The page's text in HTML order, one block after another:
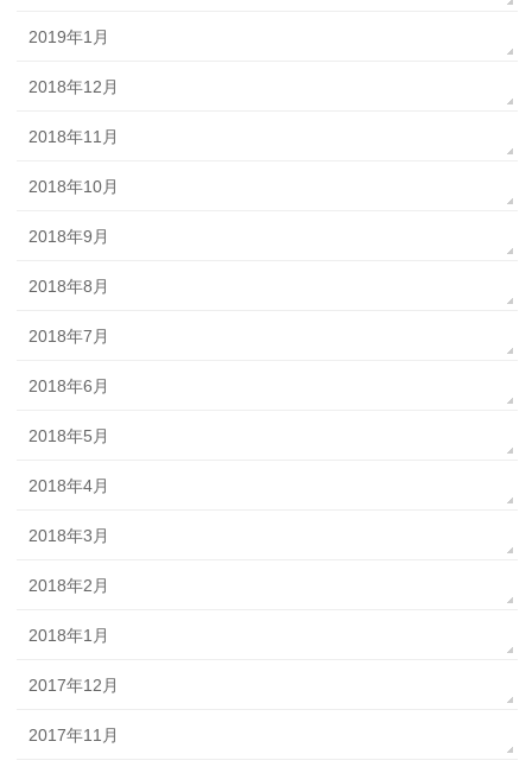
2019年1月
2018年12月
2018年11月
2018年10月
2018年9月
2018年8月
2018年7月
2018年6月
2018年5月
2018年4月
2018年3月
2018年2月
2018年1月
2017年12月
2017年11月